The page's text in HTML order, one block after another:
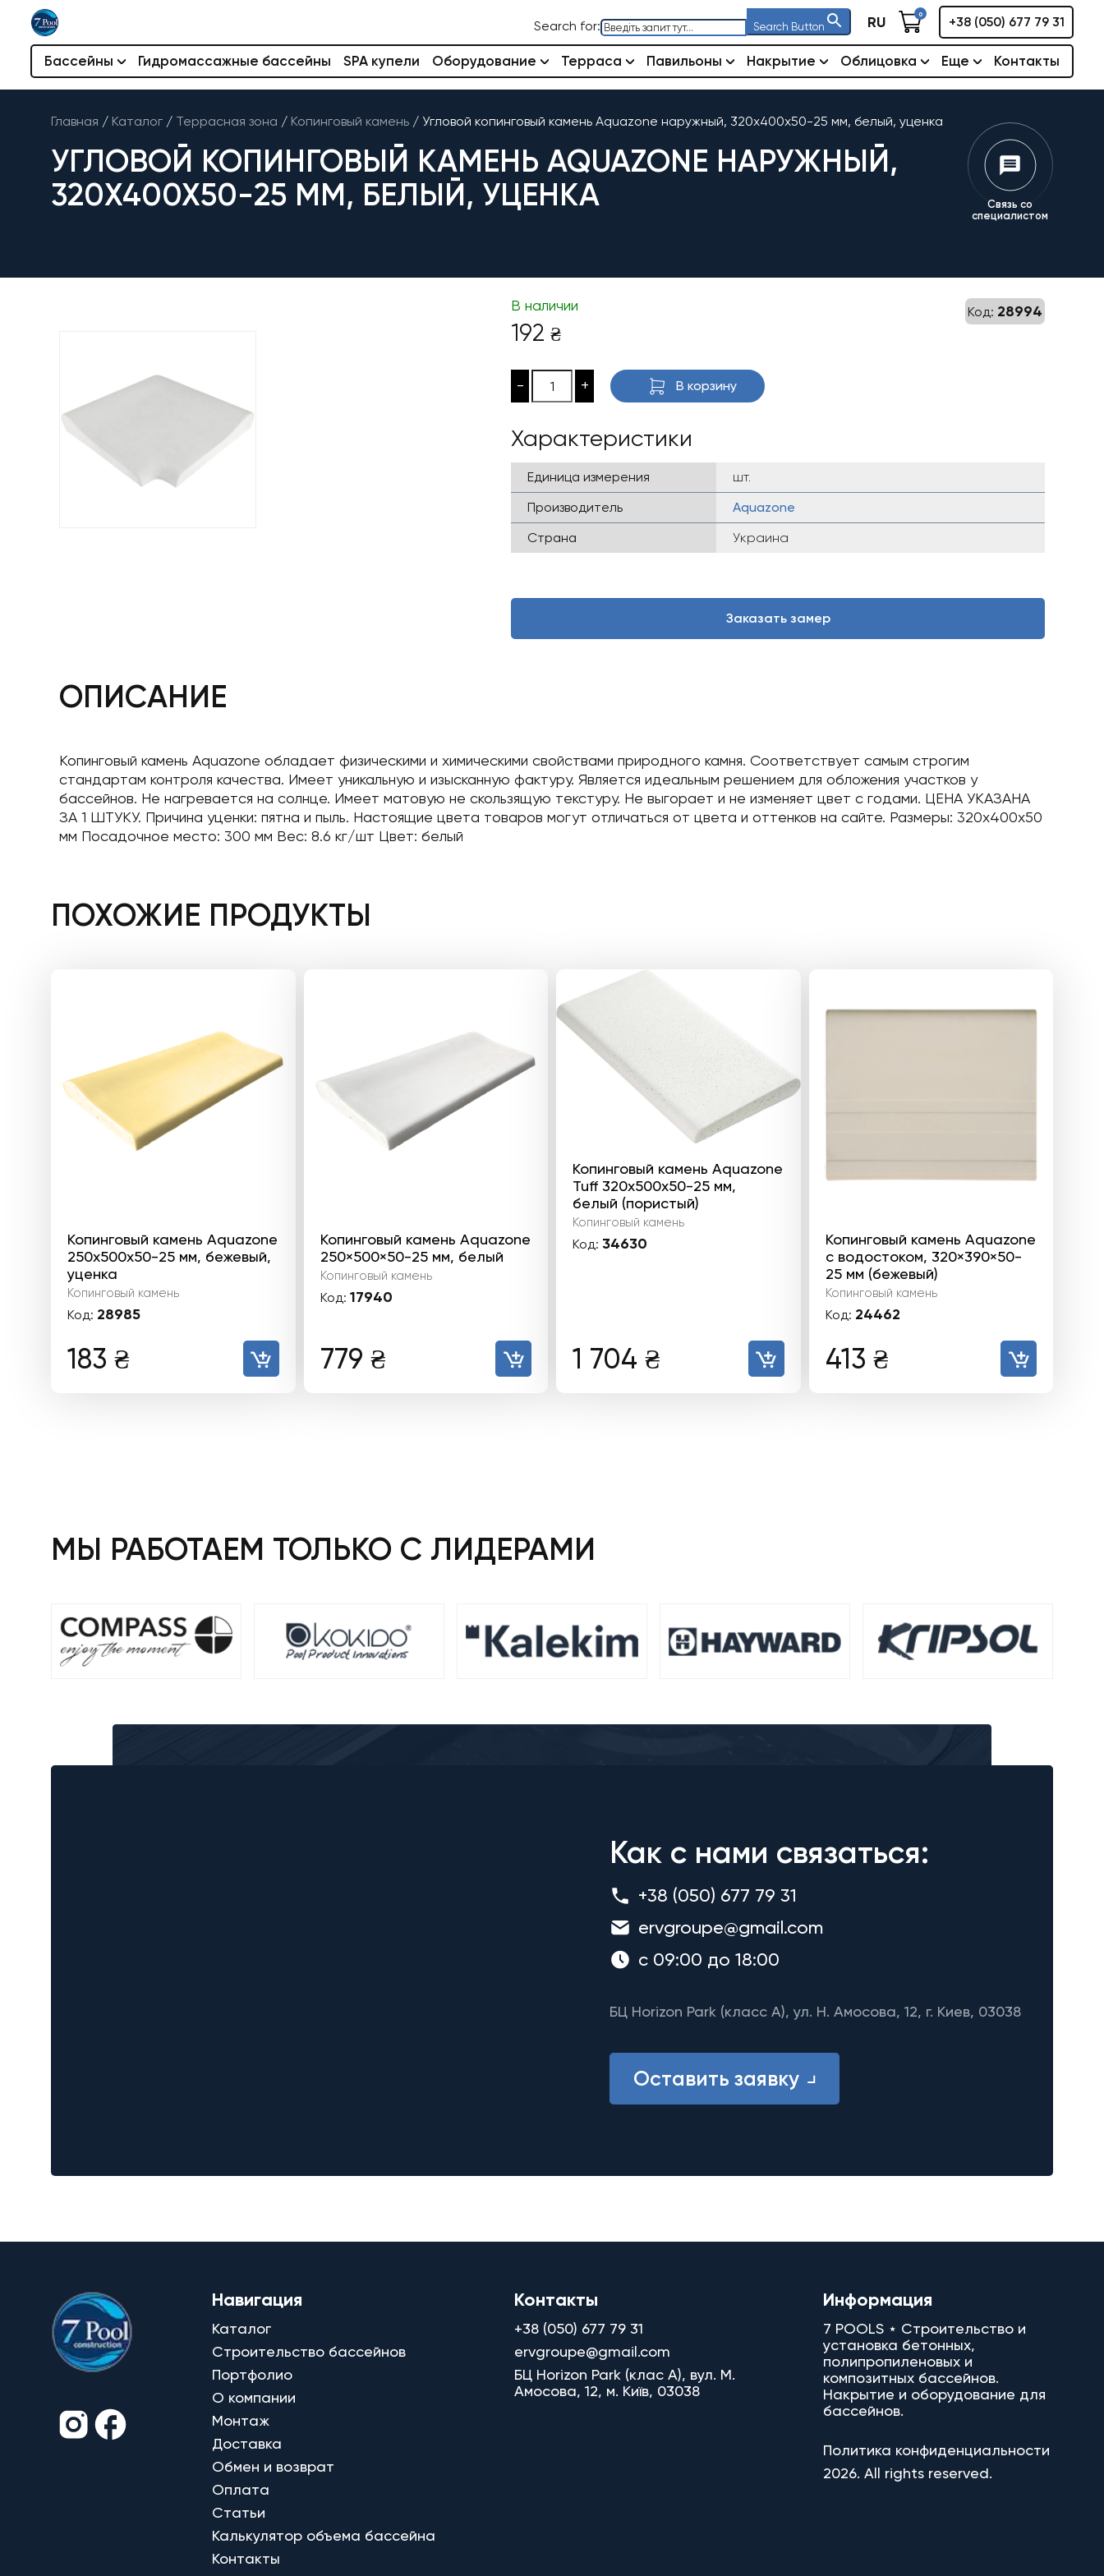
Search for: Search Button RU 0
+38 (050) 677 79 31
Бассейны Гидромассажные бассейны SPA купели Оборудование Терраса Павильоны Накрытие Облицовка Еще Контакты
Главная / Каталог / Террасная зона / Копинговый камень / Угловой копинговый камень Aquazone наружный, 320x400x50-25 мм, белый, уценка
УГЛОВОЙ КОПИНГОВЫЙ КАМЕНЬ AQUAZONE НАРУЖНЫЙ,
320X400X50-25 ММ, БЕЛЫЙ, УЦЕНКА
Связь со
специалистом
Код: 28994
В наличии
192 ₴
- + В корзину
Характеристики
Единица измерения
шт.
Производитель
Aquazone
Страна
Украина
Заказать замер
ОПИСАНИЕ
Копинговый камень Aquazone обладает физическими и химическими свойствами природного камня. Соответствует самым строгим
стандартам контроля качества. Имеет уникальную и изысканную фактуру. Является идеальным решением для обложения участков у
бассейнов. Не нагревается на солнце. Имеет матовую не скользящую текстуру. Не выгорает и не изменяет цвет с годами. ЦЕНА УКАЗАНА
ЗА 1 ШТУКУ. Причина уценки: пятна и пыль. Настоящие цвета товаров могут отличаться от цвета и оттенков на сайте. Размеры: 320x400x50
мм Посадочное место: 300 мм Вес: 8.6 кг/шт Цвет: белый
ПОХОЖИЕ ПРОДУКТЫ
Копинговый камень Aquazone
250x500x50-25 мм, бежевый,
уценка
Копинговый камень
Код: 28985
183 ₴
Копинговый камень Aquazone
250×500×50-25 мм, белый
Копинговый камень
Код: 17940
779 ₴
Копинговый камень Aquazone
Tuff 320x500x50-25 мм,
белый (пористый)
Копинговый камень
Код: 34630
1 704 ₴
Копинговый камень Aquazone
с водостоком, 320×390×50-
25 мм (бежевый)
Копинговый камень
Код: 24462
413 ₴
МЫ РАБОТАЕМ ТОЛЬКО С ЛИДЕРАМИ
Как с нами связаться:
+38 (050) 677 79 31
ervgroupe@gmail.com
с 09:00 до 18:00
БЦ Horizon Park (класс A), ул. Н. Амосова, 12, г. Киев, 03038
Оставить заявку
Навигация
Каталог
Строительство бассейнов
Портфолио
О компании
Монтаж
Доставка
Обмен и возврат
Оплата
Статьи
Калькулятор объема бассейна
Контакты
Контакты
+38 (050) 677 79 31
ervgroupe@gmail.com
БЦ Horizon Park (клас A), вул. М.
Амосова, 12, м. Київ, 03038
Информация
7 POOLS ⋆ Строительство и
установка бетонных,
полипропиленовых и
композитных бассейнов.
Накрытие и оборудование для
бассейнов.
Политика конфиденциальности
2026. All rights reserved.